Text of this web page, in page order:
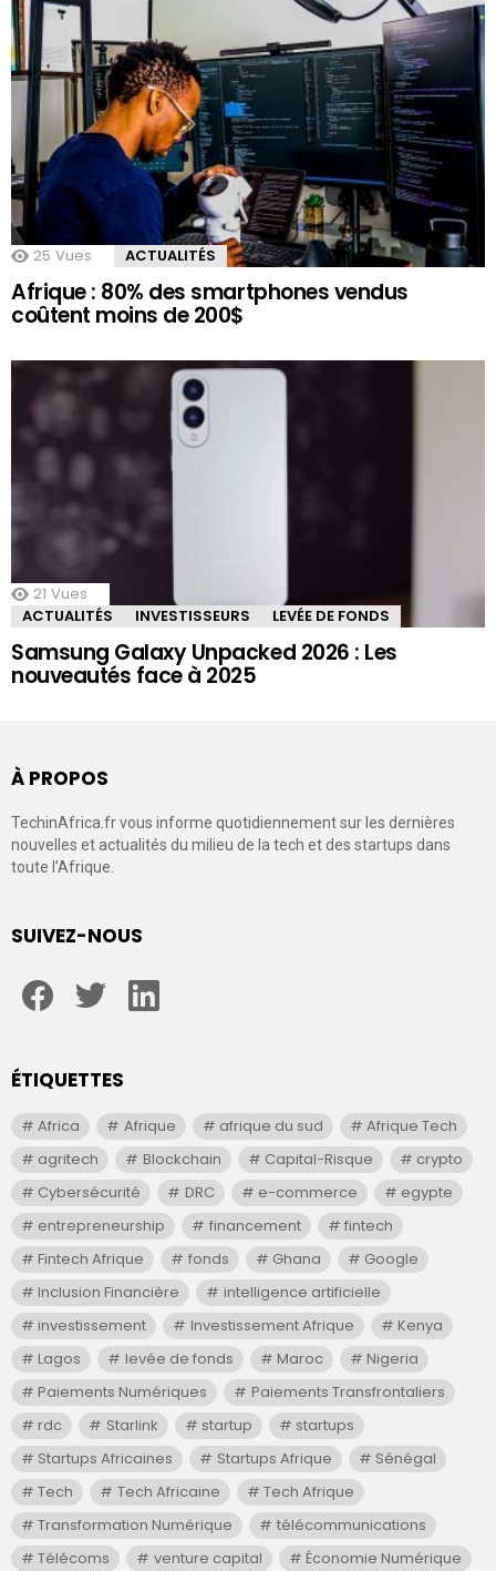
25 Vues ACTUALITÉS
Afrique : 80% des smartphones vendus
coûtent moins de 200$
21 Vues
ACTUALITÉS
INVESTISSEURS LEVÉE DE FONDS
Samsung Galaxy Unpacked 2026 : Les
nouveautés face à 2025
À PROPOS
TechinAfrica.fr vous informe quotidiennement sur les dernières
nouvelles et actualités du milieu de la tech et des startups dans
toute l’Afrique.
SUIVEZ-NOUS
ÉTIQUETTES
Africa Afrique afrique du sud
Afrique Tech
agritech
Blockchain Capital-Risque
crypto
Cybersécurité
DRC e-commerce
egypte
entrepreneurship
financement
fintech
Fintech Afrique
fonds Ghana
Google
Inclusion Financière
intelligence artificielle
investissement
Investissement Afrique
Kenya
Lagos
levée de fonds Maroc
Nigeria
Paiements Numériques
Paiements Transfrontaliers
rdc
Starlink startup
startups
Startups Africaines
Startups Afrique
Sénégal
Tech
Tech Africaine
Tech Afrique
Transformation Numérique
télécommunications
Télécoms
venture capital Économie Numérique